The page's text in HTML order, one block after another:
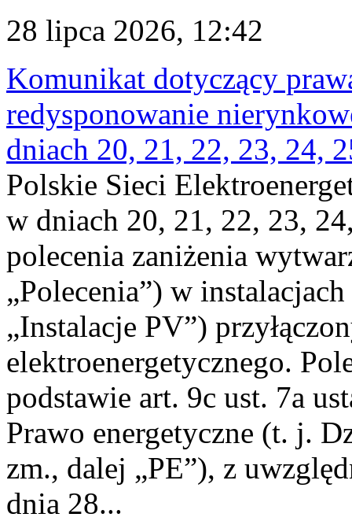
28 lipca 2026, 12:42
Komunikat dotyczący
redysponowanie
dniach 20, 21, 22, 23, 24,
Polskie Sieci
w dniach 20, 21, 22, 23,
polecenia zaniżenia
„Polecenia”) w
„Instalacje PV”)
elektroenergetycznego.
podstawie art. 9c ust. 7a
Prawo energetyczne (t. j.
zm., dalej „PE”), z
dnia 28...